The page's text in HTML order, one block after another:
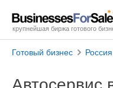
крупнейшая биржа готового
Готовый бизнес Россия